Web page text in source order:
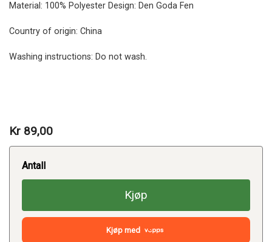
Material: 100% Polyester Design: Den Goda Fen
Country of origin: China
Washing instructions: Do not wash.
Kr 89,00
Antall
Kjøp
Kjøp med